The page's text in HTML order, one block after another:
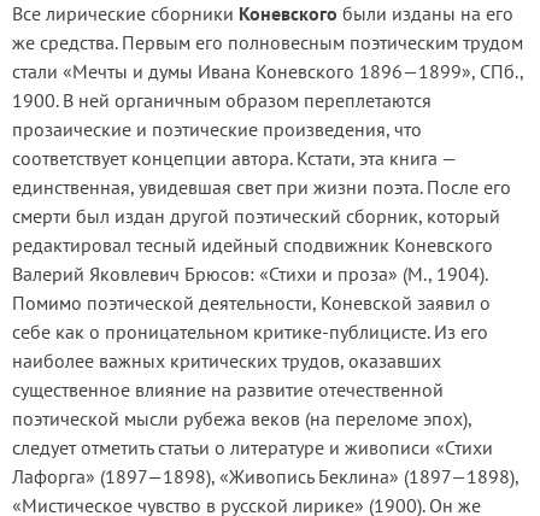
Все лирические сборники Коневского были изданы на его
же средства. Первым его полновесным поэтическим трудом
стали «Мечты и думы Ивана Коневского 1896—1899», СПб.,
1900. В ней органичным образом переплетаются
прозаические и поэтические произведения, что
соответствует концепции автора. Кстати, эта книга —
единственная, увидевшая свет при жизни поэта. После его
смерти был издан другой поэтический сборник, который
редактировал тесный идейный сподвижник Коневского
Валерий Яковлевич Брюсов: «Стихи и проза» (М., 1904).
Помимо поэтической деятельности, Коневской заявил о
себе как о проницательном критике-публицисте. Из его
наиболее важных критических трудов, оказавших
существенное влияние на развитие отечественной
поэтической мысли рубежа веков (на переломе эпох),
следует отметить статьи о литературе и живописи «Стихи
Лафорга» (1897—1898), «Живопись Беклина» (1897—1898),
«Мистическое чувство в русской лирике» (1900). Он же